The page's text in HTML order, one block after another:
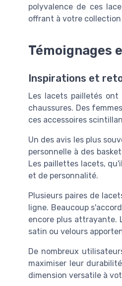
polyvalence de ces
offrant à votre
Témoignages
Inspirations et
Les lacets pailletés
chaussures. Des
ces accessoires
Un des avis les plus
personnelle à des
Les paillettes lacets,
et de personnalité.
Plusieurs paires de
ligne. Beaucoup
encore plus attrayante.
satin ou velours
De nombreux
maximiser leur
dimension versatile à